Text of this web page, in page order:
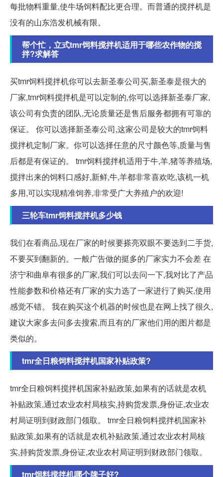
每批物料重量,使牛场饲料配比更合理。而普通的搅拌机是
没有的山东浩发机械有限。
帮个忙，立式tmr饲料搅拌机适用于哪些农作物的搅
拌?求解答
买tmr饲料搅拌机你可以去新圣泰公司买,新圣泰是很大的
厂家,tmr饲料搅拌机是可以定制的,你可以选择新圣泰厂家,
该公司有负责的团队,无论质量还是售后服务都拥有可靠的
保证。 你可以选择新圣泰公司,这家公司是较大的tmr饲料
搅拌机定制厂家。你可以选择任意的尺寸颜色等,质量与售
后都是有保证的。 tmr饲料搅拌机适用于牛,羊,猪等养殖场,
搅拌出来的饲料口感好,新鲜,牛,羊都非常喜欢吃,该机一机
多用,可以实现精准饲养,非常受广大养殖户的欢迎!
三轮车tmr饲料搅拌机多少钱
我们在看商品,现在厂家的时候要搽亮双眼不要选到二手货,
不要买到翻新的。一般广告做的挺多的厂家实力不会差 在
济宁和曲阜有很多的厂家,我们可以去问一下,我对比了产品
性能参数和价格还有厂家的实力选了一家进行了购买,使用
感觉不错。 我在购买这个机器的时候也是在网上找了很久,
建议大家多去问多去搜索,而且有的厂家他们用的图片都是
类似的。
tmr全日粮饲料搅拌机国家补贴政策?
tmr全日粮饲料搅拌机国家补贴政策,如果有的话就是农机
补贴政策,通过农业农村局核实,持购货发票,身份证,农业农
村局证明到财政部门领取。 tmr全日粮饲料搅拌机国家补
贴政策,如果有的话就是农机补贴政策,通过农业农村局核
实,持购货发票,身份证,农业农村局证明到财政部门领取。
tmr饲料搅拌机哪个牌子好?